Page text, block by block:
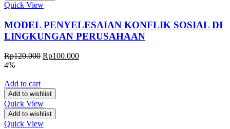
Quick View
MODEL PENYELESAIAN KONFLIK SOSIAL DI
LINGKUNGAN PERUSAHAAN
Rp120.000 Rp100.000
4%
Add to cart
Add to wishlist
Quick View
Add to wishlist
Quick View